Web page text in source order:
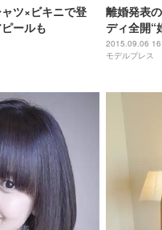
ツ×ビキニで登
ールも
離婚発表
ディ全開“
ちでいっ
2015.09.06
モデルプレス